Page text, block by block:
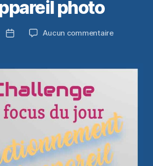
photo
Date
Aucun commentairesur
l’appareil
photo